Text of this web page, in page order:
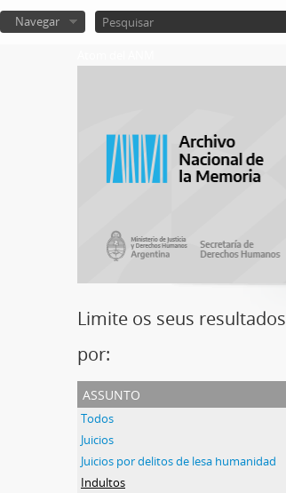
Navegar
Limite os seus resultados
por:
assunto
Todos
Juicios
Juicios por delitos de lesa humanidad
Indultos